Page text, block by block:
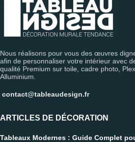
Nous réalisons pour vous des œuvres
afin de personnaliser votre intérieur avec
qualité Premium sur toile, cadre photo,
Alluminium.
contact@tableaudesign.fr
ARTICLES DE DÉCORATION
Tableaux Modernes : Guide Complet